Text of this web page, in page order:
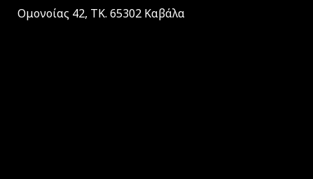
Ομονοίας 42, ΤΚ. 65302 Καβάλα